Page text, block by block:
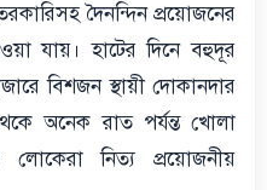
দৈনন্দিন প্রয়োজনের
যায়। হাটের দিনে বহুদূর
বিশজন স্থায়ী দোকানদার
অনেক রাত পর্যন্ত খোলা
নিত্য প্রয়োজনীয়